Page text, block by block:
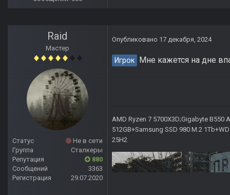
Raid
Мастер
Статус
Не в сети
Группа
Сталкеры
Репутация
880
Сообщений
3363
Регистрация
29.07.2020
Опубликовано 17 декабря, 2024
Игрок Мне кажется на дне
AMD Ryzen 7 5700X3D;Gigabyte B550
512GB+Samsung SSD 980 M.2
25H2